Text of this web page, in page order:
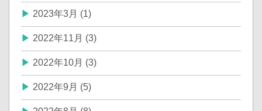
2023年3月 (1)
2022年11月 (3)
2022年10月 (3)
2022年9月 (5)